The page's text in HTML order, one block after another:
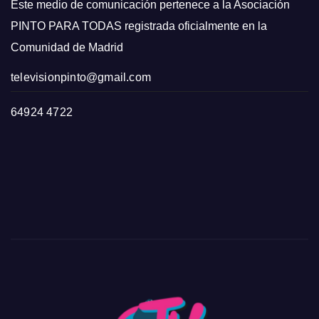
Este medio de comunicación pertenece a la Asociación
PINTO PARA TODAS registrada oficialmente en la
Comunidad de Madrid
televisionpinto@gmail.com
64924 4722